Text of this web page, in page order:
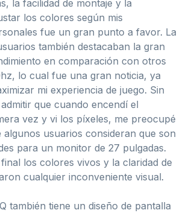
la facilidad de montaje y la
los colores según mis
fue un gran punto a favor. La
también destacaban la gran
en comparación con otros
lo cual fue una gran noticia, ya
mi experiencia de juego. Sin
que cuando encendí el
vez y vi los píxeles, me preocupé
usuarios consideran que son
para un monitor de 27 pulgadas.
los colores vivos y la claridad de
cualquier inconveniente visual.
también tiene un diseño de pantalla